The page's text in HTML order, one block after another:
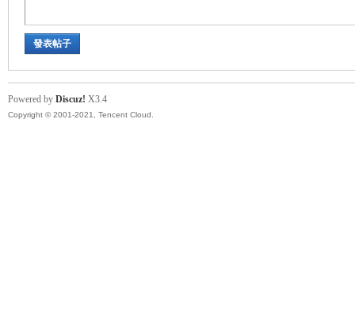
發表帖子
Powered by Discuz! X3.4
Copyright © 2001-2021, Tencent Cloud.